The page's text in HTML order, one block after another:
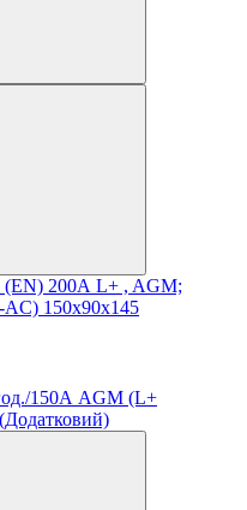
200А L+ , AGM;
150x90x145